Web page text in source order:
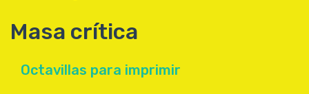
Masa crítica
Octavillas para imprimir